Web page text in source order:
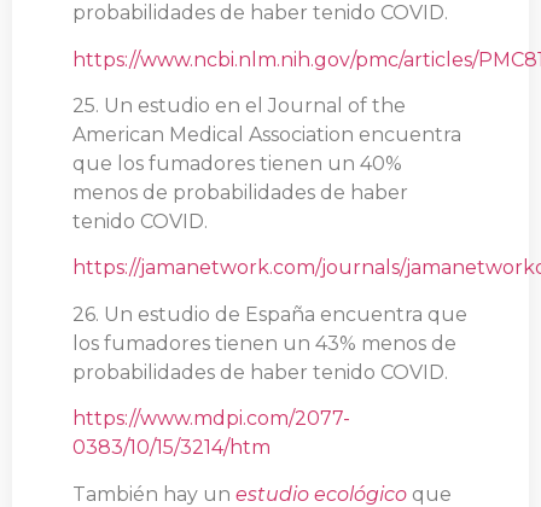
probabilidades de haber tenido COVID.
https://www.ncbi.nlm.nih.gov/pmc/articles/
25. Un estudio en el Journal of the
American Medical Association encuentra
que los fumadores tienen un 40%
menos de probabilidades de haber
tenido COVID.
https://jamanetwork.com/journals/
26. Un estudio de España encuentra que
los fumadores tienen un 43% menos de
probabilidades de haber tenido COVID.
https://www.mdpi.com/2077-
0383/10/15/3214/htm
También hay un estudio ecológico que